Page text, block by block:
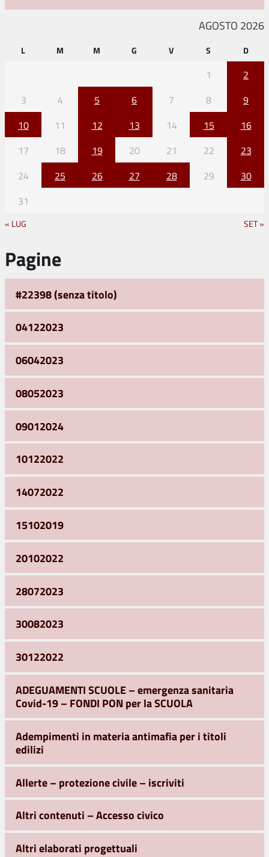
AGOSTO 2026
L M M G V S D
1
2
3
4 5 6 7 8
9
10
11 12 13 14 15
16
17
18 19 20 21 22
23
24
25 26 27 28 29
30
31
« LUG SET »
Pagine
#22398 (senza titolo)
04122023
06042023
08052023
09012024
10122022
14072022
15102019
20102022
28072023
30082023
30122022
ADEGUAMENTI SCUOLE – emergenza sanitaria
Covid-19 – FONDI PON per la SCUOLA
Adempimenti in materia antimafia per i titoli
edilizi
Allerte – protezione civile – iscriviti
Altri contenuti – Accesso civico
Altri elaborati progettuali